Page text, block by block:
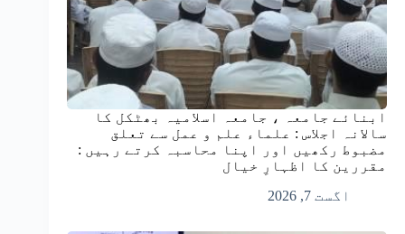
ابنائے جامعہ ، جامعہ اسلامیہ بھٹکل کا
سالانہ اجلاس : علماء علم و عمل سے تعلق
مضبوط رکھیں اور اپنا محاسبہ کرتے رہیں :
مقررین کا اظہارِ خیال
اگست 7, 2026